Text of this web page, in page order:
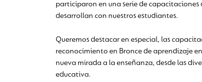
participaron en una serie de capacitaciones
desarrollan con nuestros estudiantes.
Queremos destacar en especial, las
reconocimiento en Bronce de aprendizaje
nueva mirada a la enseñanza, desde las
educativa.